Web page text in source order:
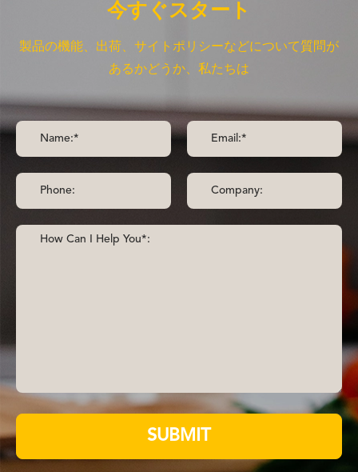
今すぐスタート
製品の機能、出荷、サイトポリシーなどについて質問が
あるかどうか、私たちは
SUBMIT